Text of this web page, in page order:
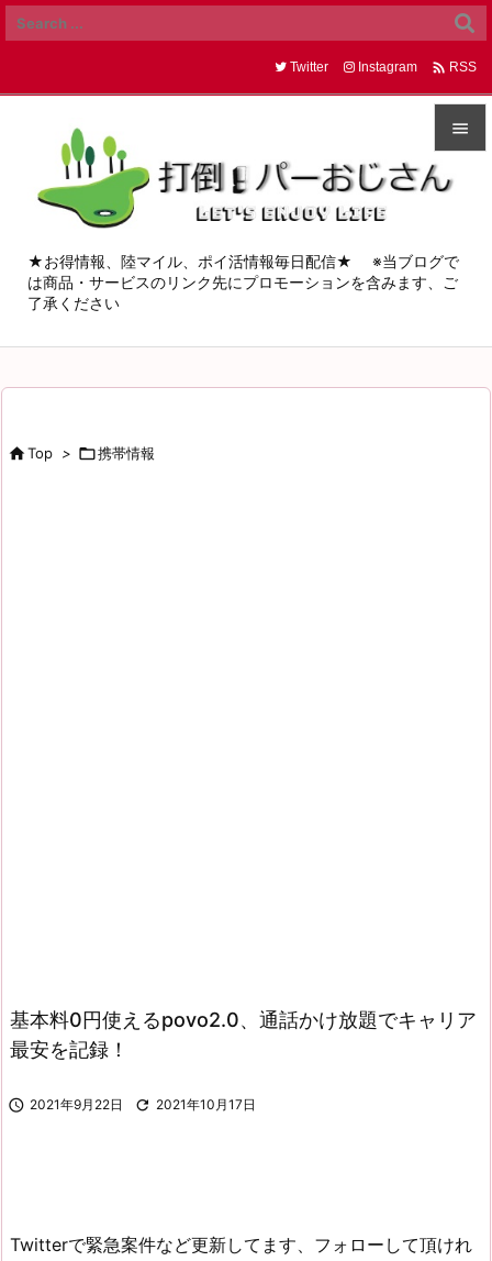


メニュ
サイド


Twitter Instagram  RSS
★お得情報、陸マイル、ポイ活情報毎日配信★ ※当ブログで
は商品・サービスのリンク先にプロモーションを含みます、ご
了承ください
Top > 携帯情報
基本料0円使えるpovo2.0、通話かけ放題でキャリア
最安を記録！
 2021年9月22日  2021年10月17日
Twitterで緊急案件など更新してます、フォローして頂けれ